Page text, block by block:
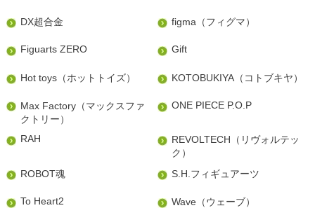
DX超合金 figma（フィグマ）
Figuarts ZERO Gift
Hot toys（ホットトイズ） KOTOBUKIYA（コトブキヤ）
Max Factory（マックスファ
クトリー）
ONE PIECE P.O.P
RAH
REVOLTECH（リヴォルテッ
ク）
ROBOT魂
S.H.フィギュアーツ
To Heart2 Wave（ウェーブ）